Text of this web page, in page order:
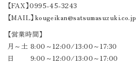
【FAX】0995-45-3243
【MAIL】kougeikan@satsumasuzuki.co.jp
【営業時間】
月～土 8:00～12:00/13:00～17:30
日 9:00～12:00/13:00～17:00